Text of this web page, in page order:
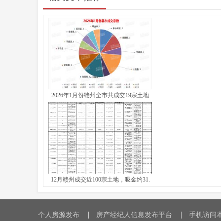
2026年1月份赣州全市共成交19宗土地
12月赣州成交近100宗土地，吸金约31.
个人房源发布 房产经纪人信息发布平台 手机访问